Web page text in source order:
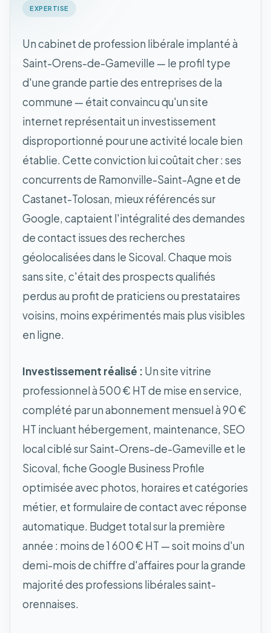
EXPERTISE
Un cabinet de profession libérale implanté à
Saint-Orens-de-Gameville — le profil type
d'une grande partie des entreprises de la
commune — était convaincu qu'un site
internet représentait un investissement
disproportionné pour une activité locale bien
établie. Cette conviction lui coûtait cher : ses
concurrents de Ramonville-Saint-Agne et de
Castanet-Tolosan, mieux référencés sur
Google, captaient l'intégralité des demandes
de contact issues des recherches
géolocalisées dans le Sicoval. Chaque mois
sans site, c'était des prospects qualifiés
perdus au profit de praticiens ou prestataires
voisins, moins expérimentés mais plus visibles
en ligne.
Investissement réalisé : Un site vitrine
professionnel à 500 € HT de mise en service,
complété par un abonnement mensuel à 90 €
HT incluant hébergement, maintenance, SEO
local ciblé sur Saint-Orens-de-Gameville et le
Sicoval, fiche Google Business Profile
optimisée avec photos, horaires et catégories
métier, et formulaire de contact avec réponse
automatique. Budget total sur la première
année : moins de 1 600 € HT — soit moins d'un
demi-mois de chiffre d'affaires pour la grande
majorité des professions libérales saint-
orennaises.